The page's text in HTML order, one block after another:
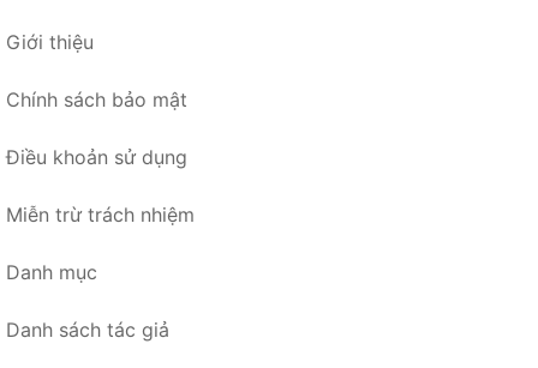
Giới thiệu
Chính sách bảo mật
Điều khoản sử dụng
Miễn trừ trách nhiệm
Danh mục
Danh sách tác giả